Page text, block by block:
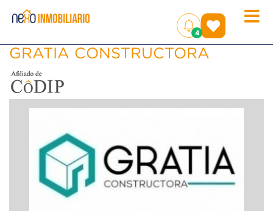
Toggle
4
()
GRATIA CONSTRUCTORA